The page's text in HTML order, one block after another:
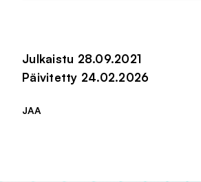
Julkaistu 28.09.2021
Päivitetty 24.02.2026
JAA